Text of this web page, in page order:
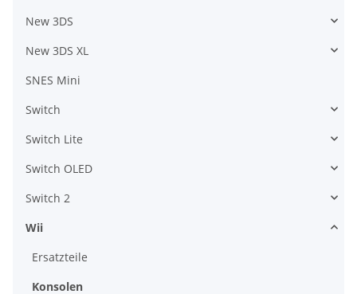
New 3DS
New 3DS XL
SNES Mini
Switch
Switch Lite
Switch OLED
Switch 2
Wii
Ersatzteile
Konsolen